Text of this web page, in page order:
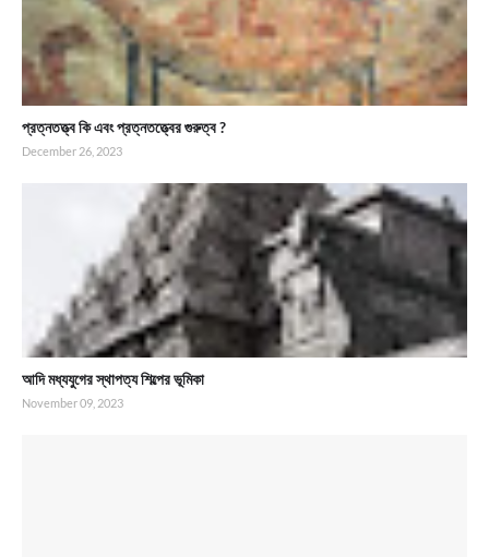
প্রত্নতত্ত্ব কি এবং প্রত্নতত্ত্বের গুরুত্ব ?
December 26, 2023
আদি মধ্যযুগের স্থাপত্য শিল্পের ভূমিকা
November 09, 2023